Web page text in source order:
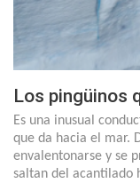
Los pingüinos
Es una inusual
que da hacia el mar.
envalentonarse y se
saltan del acantilado